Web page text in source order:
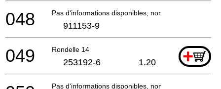
Pas d'informations disponibles, non commandable
048 911153-9
Rondelle 14 +
049 253192-6 1.20
Pas d'informations disponibles, non commandable